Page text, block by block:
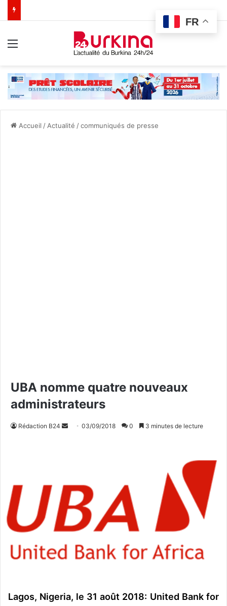
Accueil / Actualité /communiqués de presse
UBA nomme quatre nouveaux
administrateurs
Rédaction B24
e
r
u
i
03/09/2018 0 3 minutes de lecture
Lagos, Nigeria, le 31 août 2018: United Bank for
FR